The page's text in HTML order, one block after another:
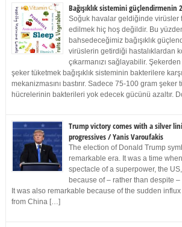
Bağışıklık sistemini güçlendirmenin
Soğuk havalar geldiğinde virüsler
edilmek hiç hoş değildir. Bu
bahsedeceğimiz bağışıklık
virüslerin getirdiği hastalıklardan
çıkarmanızı sağlayabilir.
şeker tüketmek bağışıklık sisteminin bakterilere
mekanizmasını bastırır. Sadece 75-100 gram
hücrelerinin bakterileri yok edecek gücünü azaltır.
Trump victory comes with a silver
progressives / Yanis Varoufakis
The election of Donald Trump
remarkable era. It was a time
spectacle of a superpower, the
because of – rather than despite
It was also remarkable because of the sudden
from China […]